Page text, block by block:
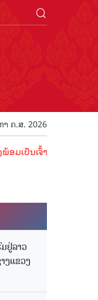
ຄ.ສ. 2026
າບທີ່ດີ ຕ້ອນຮັບນັກທ່ອ
ຢູ່ລາວ
ງແຂວງ